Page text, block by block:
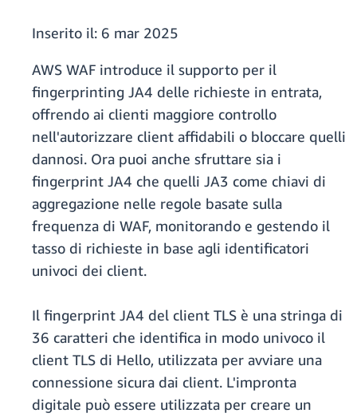
Inserito il: 6 mar 2025
AWS WAF introduce il supporto per il
fingerprinting JA4 delle richieste in entrata,
offrendo ai clienti maggiore controllo
nell'autorizzare client affidabili o bloccare quelli
dannosi. Ora puoi anche sfruttare sia i
fingerprint JA4 che quelli JA3 come chiavi di
aggregazione nelle regole basate sulla
frequenza di WAF, monitorando e gestendo il
tasso di richieste in base agli identificatori
univoci dei client.
Il fingerprint JA4 del client TLS è una stringa di
36 caratteri che identifica in modo univoco il
client TLS di Hello, utilizzata per avviare una
connessione sicura dai client. L'impronta
digitale può essere utilizzata per creare un